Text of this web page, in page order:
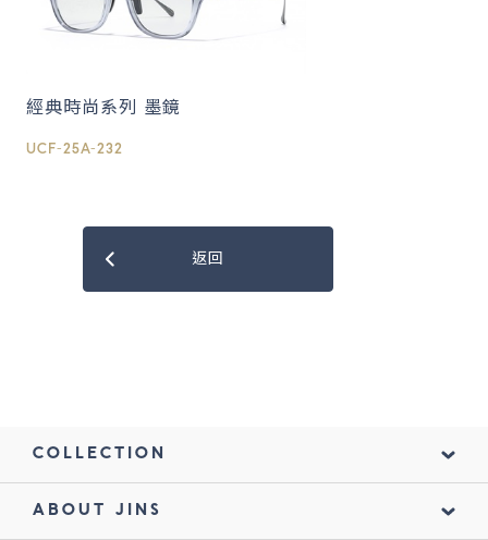
經典時尚系列 墨鏡
UCF-25A-232
返回
COLLECTION
ABOUT JINS